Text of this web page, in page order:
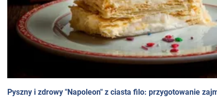
Pyszny i zdrowy "Napoleon" z ciasta filo: przygotowanie